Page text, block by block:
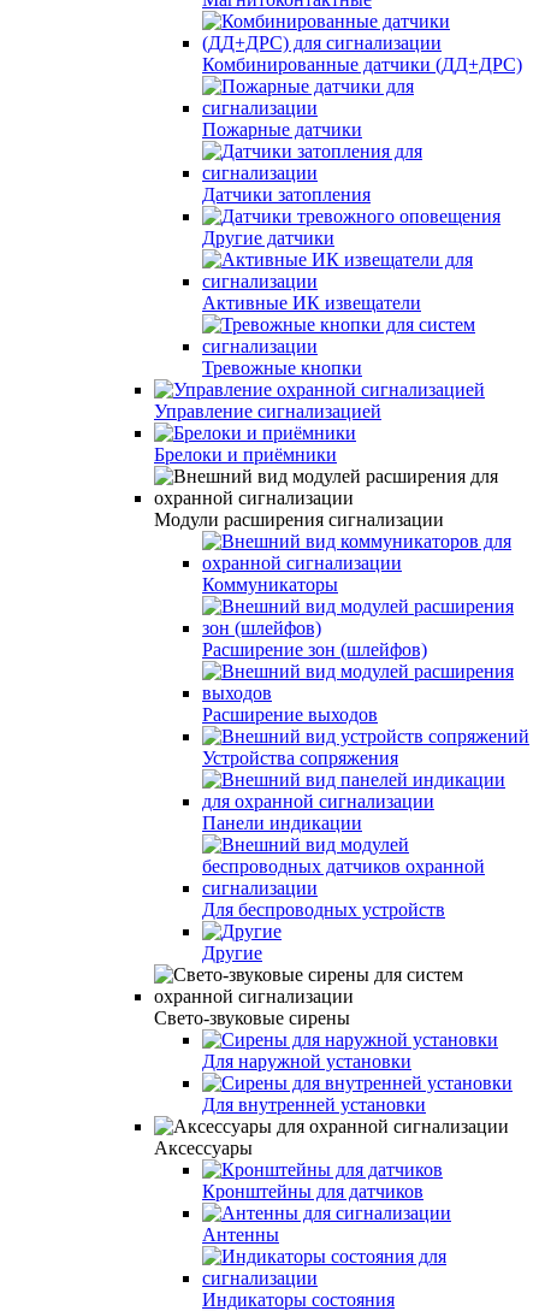
Комбинированные датчики (ДД+ДРС)
Пожарные датчики
Датчики затопления
Другие датчики
Активные ИК извещатели
Тревожные кнопки
Управление сигнализацией
Брелоки и приёмники
Модули расширения сигнализации
Коммуникаторы
Расширение зон (шлейфов)
Расширение выходов
Устройства сопряжения
Панели индикации
Для беспроводных устройств
Другие
Свето-звуковые сирены
Для наружной установки
Для внутренней установки
Аксессуары
Кронштейны для датчиков
Антенны
Индикаторы состояния